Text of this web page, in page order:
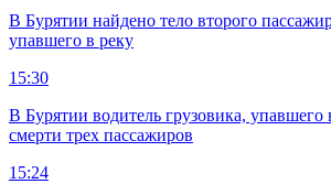
В Бурятии найдено тело второго
упавшего в реку
15:30
В Бурятии водитель грузовика, упавшего
смерти трех пассажиров
15:24